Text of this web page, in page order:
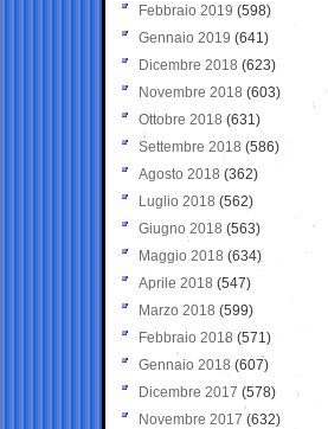
Febbraio 2019 (598)
Gennaio 2019 (641)
Dicembre 2018 (623)
Novembre 2018 (603)
Ottobre 2018 (631)
Settembre 2018 (586)
Agosto 2018 (362)
Luglio 2018 (562)
Giugno 2018 (563)
Maggio 2018 (634)
Aprile 2018 (547)
Marzo 2018 (599)
Febbraio 2018 (571)
Gennaio 2018 (607)
Dicembre 2017 (578)
Novembre 2017 (632)